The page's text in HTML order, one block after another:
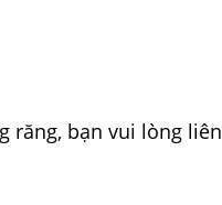
răng, bạn vui lòng liên